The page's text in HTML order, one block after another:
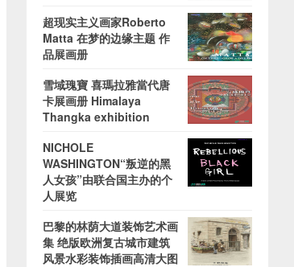
超现实主义画家Roberto
Matta 在梦的边缘主题 作
品展画册
雪域瑰寶 喜瑪拉雅當代唐
卡展画册 Himalaya
Thangka exhibition
NICHOLE
WASHINGTON“叛逆的黑
人女孩”由联合国主办的个
人展览
巴黎的林荫大道装饰艺术画
集 绝版欧洲复古城市建筑
风景水彩装饰插画高清大图